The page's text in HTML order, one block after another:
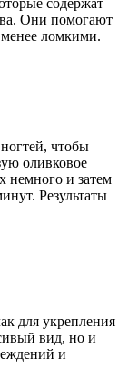
Они помогают
менее ломкими.
чтобы
оливковое
немного и затем
Результаты
для укрепления
вид, но и
и